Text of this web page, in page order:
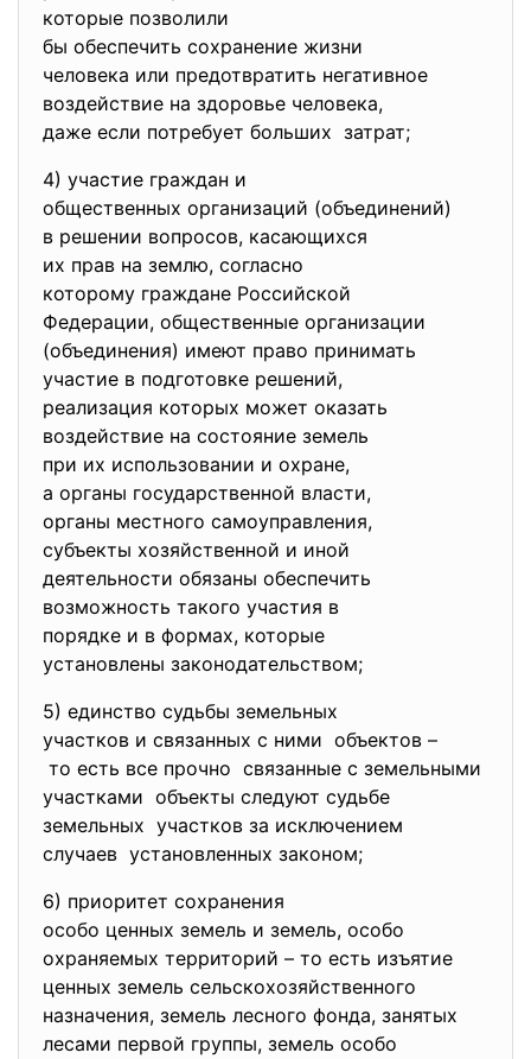
которые позволили
бы обеспечить сохранение жизни
человека или предотвратить негативное
воздействие на здоровье человека,
даже если потребует больших затрат;
4) участие граждан и
общественных организаций (объединений)
в решении вопросов, касающихся
их прав на землю, согласно
которому граждане Российской
Федерации, общественные организации
(объединения) имеют право принимать
участие в подготовке решений,
реализация которых может оказать
воздействие на состояние земель
при их использовании и охране,
а органы государственной власти,
органы местного самоуправления,
субъекты хозяйственной и иной
деятельности обязаны обеспечить
возможность такого участия в
порядке и в формах, которые
установлены законодательством;
5) единство судьбы земельных
участков и связанных с ними объектов –
то есть все прочно связанные с земельными
участками объекты следуют судьбе
земельных участков за исключением
случаев установленных законом;
6) приоритет сохранения
особо ценных земель и земель, особо
охраняемых территорий – то есть изъятие
ценных земель сельскохозяйственного
назначения, земель лесного фонда, занятых
лесами первой группы, земель особо